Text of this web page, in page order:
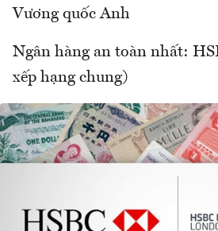
Vương quốc Anh
Ngân hàng an toàn nhất:
xếp hạng chung)